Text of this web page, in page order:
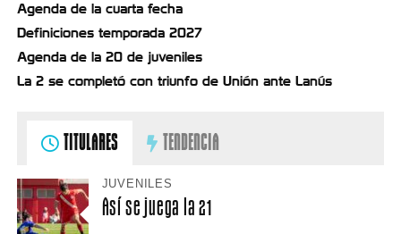
Agenda de la cuarta fecha
Definiciones temporada 2027
Agenda de la 20 de juveniles
La 2 se completó con triunfo de Unión ante Lanús
TITULARES TENDENCIA
JUVENILES
Así se juega la 21